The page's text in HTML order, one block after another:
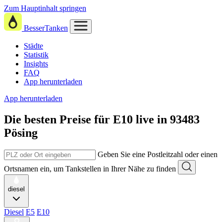
Zum Hauptinhalt springen
BesserTanken
Städte
Statistik
Insights
FAQ
App herunterladen
App herunterladen
Die besten Preise für E10 live in 93483
Pösing
Geben Sie eine Postleitzahl oder einen
Ortsnamen ein, um Tankstellen in Ihrer Nähe zu finden
diesel
Diesel E5 E10